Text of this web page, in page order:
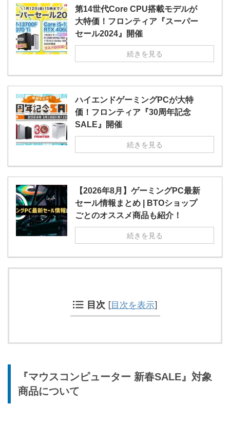
第14世代Core CPU搭載モデルが
大特価！フロンティア『スーパー
セール2024』開催
続きを見る
ハイエンドゲーミングPCが大特
価！フロンティア『30周年記念
SALE』開催
続きを見る
【2026年8月】ゲーミングPC最新
セール情報まとめ | BTOショップ
ごとのオススメ商品も紹介！
続きを見る
目次 [目次を表示]
『マウスコンピューター 新春SALE』対象
商品について